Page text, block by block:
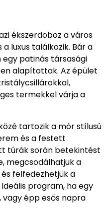
ékszerdoboz a város
luxus találkozik. Bár a
egy patinás társasági
alapítottak. Az épület
termekkel várja a
tartozik a mór stílusú
és a festett
túrák során betekintést
megcsodálhatjuk a
felfedezhetjük a
program, ha egy
vagy épp esős napra